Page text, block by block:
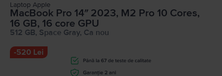
Laptop Apple
MacBook Pro 14″ 2023, M2 Pro 10 Cores,
16 GB, 16 core GPU
512 GB, Space Gray, Ca nou
-520 Lei